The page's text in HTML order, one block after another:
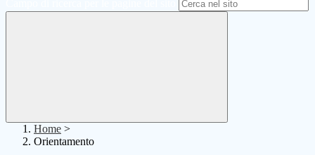
Home >
Orientamento